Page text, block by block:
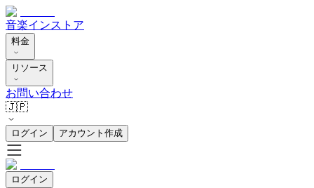
音楽インストア
料金
リソース
お問い合わせ
🇯🇵
ログイン アカウント作成
ログイン